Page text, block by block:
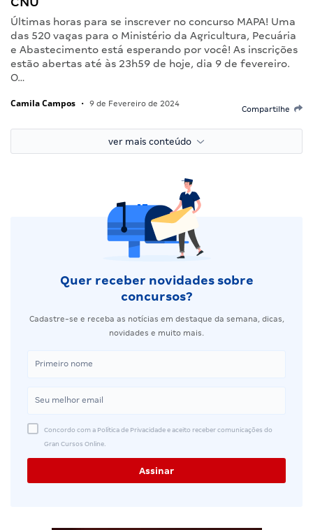
Últimas horas para se inscrever no concurso MAPA! Uma
das 520 vagas para o Ministério da Agricultura, Pecuária
e Abastecimento está esperando por você! As inscrições
estão abertas até às 23h59 de hoje, dia 9 de fevereiro.
O…
Camila Campos • 9 de Fevereiro de 2024
Compartilhe
ver mais conteúdo
Quer receber novidades sobre
concursos?
Cadastre-se e receba as notícias em destaque da semana, dicas,
novidades e muito mais.
Concordo com a Política de Privacidade e aceito receber comunicações do
Gran Cursos Online.